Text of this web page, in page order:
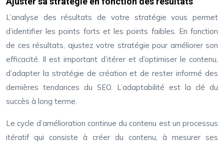
L’analyse des résultats de votre stratégie vous permet
d’identifier les points forts et les points faibles. En fonction
de ces résultats, ajustez votre stratégie pour améliorer son
efficacité. Il est important d’itérer et d’optimiser le contenu,
d’adapter la stratégie de création et de rester informé des
dernières tendances du SEO. L’adaptabilité est la clé du
succès à long terme.
Le cycle d’amélioration continue du contenu est un processus
itératif qui consiste à créer du contenu, à mesurer ses